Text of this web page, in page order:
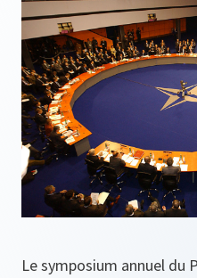
Le symposium annuel du